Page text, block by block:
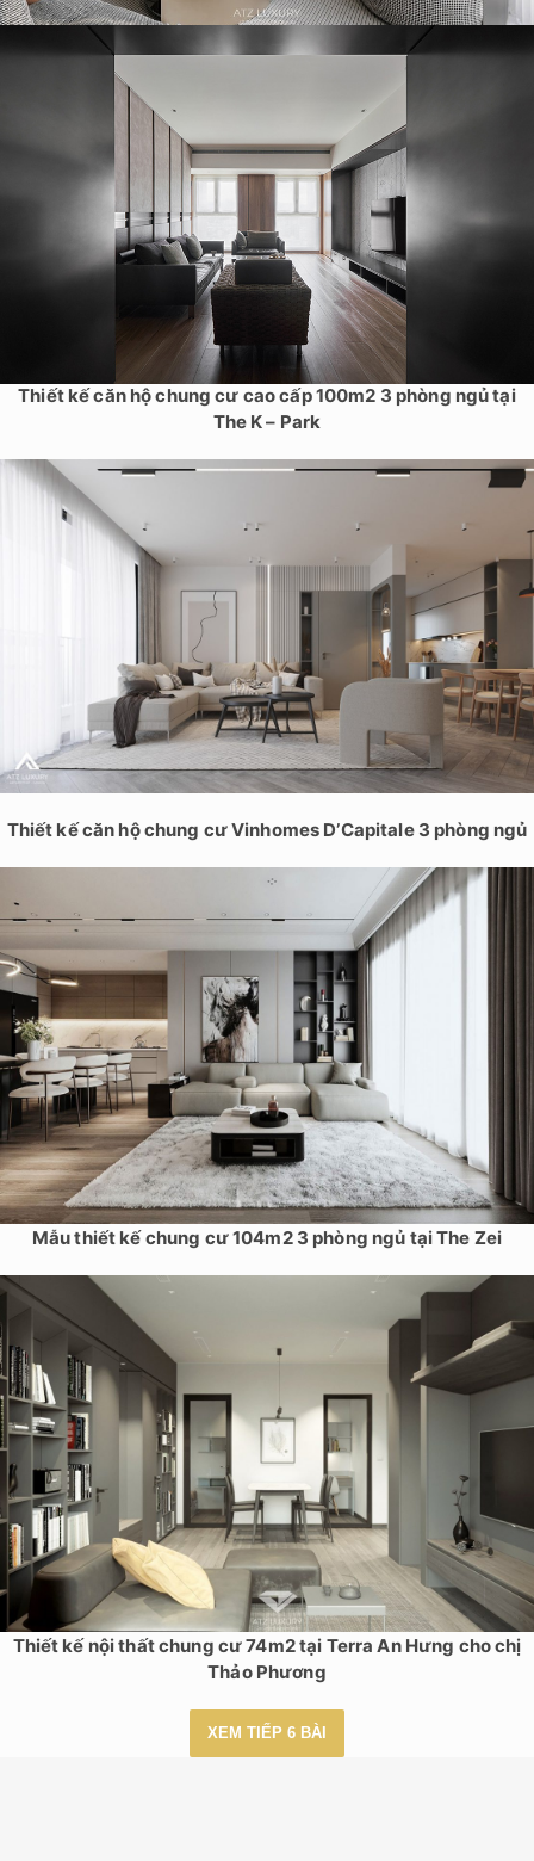
Thiết kế căn hộ chung cư cao cấp 100m2 3 phòng ngủ tại
The K – Park
Thiết kế căn hộ chung cư Vinhomes D’Capitale 3 phòng ngủ
Mẫu thiết kế chung cư 104m2 3 phòng ngủ tại The Zei
Thiết kế nội thất chung cư 74m2 tại Terra An Hưng cho chị
Thảo Phương
XEM TIẾP 6 BÀI